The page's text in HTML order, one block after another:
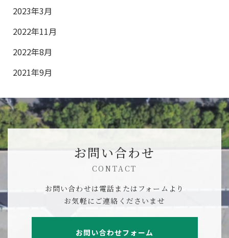
2023年3月
2022年11月
2022年8月
2021年9月
お問い合わせ
CONTACT
お問い合わせは電話またはフォームより
お気軽にご連絡くださいませ
お問い合わせフォーム